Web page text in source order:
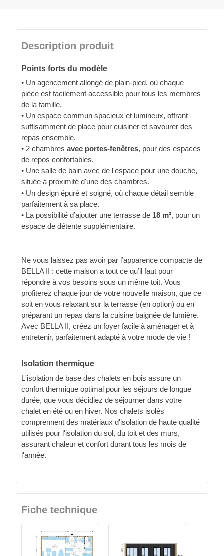
Description produit
Points forts du modèle
• Un agencement allongé de plain-pied, où chaque
pièce est facilement accessible pour tous les membres
de la famille.
• Un espace commun spacieux et lumineux, offrant
suffisamment de place pour cuisiner et savourer des
repas ensemble.
• 2 chambres avec portes-fenêtres, pour des espaces
de repos confortables.
• Une salle de bain avec de l'espace pour une douche,
située à proximité d'une des chambres.
• Un design épuré et soigné, où chaque détail semble
parfaitement à sa place.
• La possibilité d’ajouter une terrasse de 18 m², pour un
espace de détente supplémentaire.
Ne vous laissez pas avoir par l’apparence compacte de
BELLA II : cette maison a tout ce qu’il faut pour
répondre à vos besoins sous un même toit. Vous
profiterez chaque jour de votre nouvelle maison, que ce
soit en vous relaxant sur la terrasse (en option) ou en
préparant un repas dans la cuisine baignée de lumière.
Avec BELLA II, créez un foyer facile à aménager et à
entretenir, parfaitement adapté à votre mode de vie !
Isolation thermique
L'isolation de base des chalets en bois assure un
confort thermique optimal pour les séjours de longue
durée, que vous décidiez de séjourner dans votre
chalet en été ou en hiver. Nos chalets isolés
comprennent des matériaux d'isolation de haute qualité
utilisés pour l'isolation du sol, du toit et des murs,
assurant chaleur et confort durant tous les mois de
l'année.
Fiche technique